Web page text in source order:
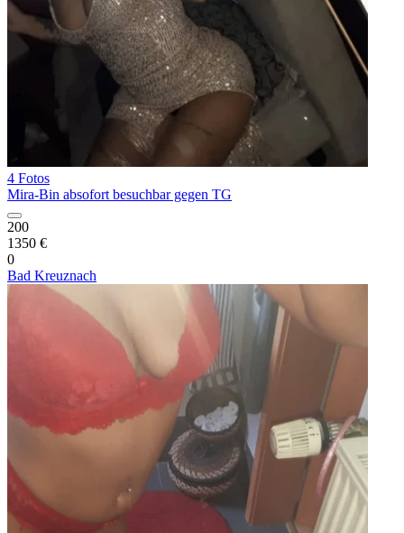
4 Fotos
Mira-Bin absofort besuchbar gegen TG
200
1350 €
0
Bad Kreuznach